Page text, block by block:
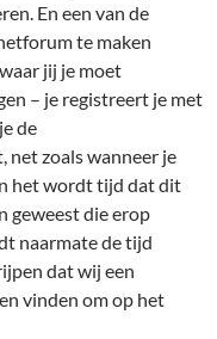
En een van de
te maken
jij je moet
– je registreert je met
de
zoals wanneer je
het wordt tijd dat dit
geweest die erop
naarmate de tijd
dat wij een
vinden om op het